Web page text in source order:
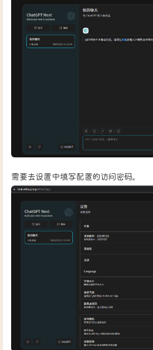
需要去设置中填写配置的访问密码。